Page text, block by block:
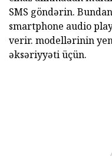
SMS göndərin.
smartphone audio
verir. modellərinin
əksəriyyəti üçün.